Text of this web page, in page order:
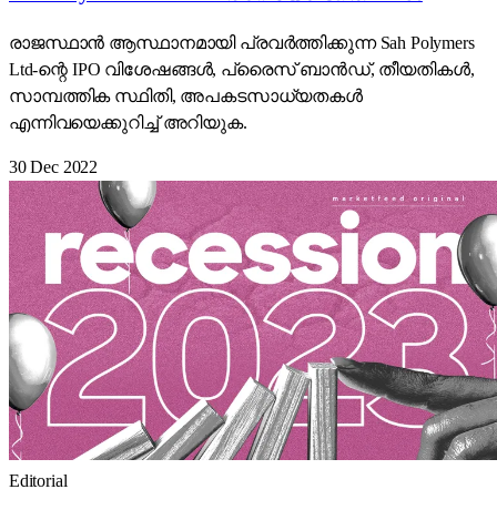
രാജസ്ഥാൻ ആസ്ഥാനമായി പ്രവർത്തിക്കുന്ന Sah Polymers
Ltd-ന്റെ IPO വിശേഷങ്ങൾ, പ്രൈസ് ബാൻഡ്, തീയതികൾ,
സാമ്പത്തിക സ്ഥിതി, അപകടസാധ്യതകൾ
എന്നിവയെക്കുറിച്ച് അറിയുക.
30 Dec 2022
Editorial